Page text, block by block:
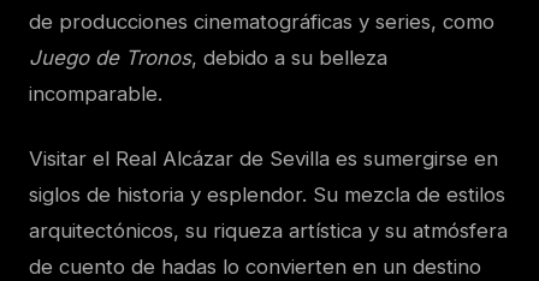
de producciones cinematográficas y series, como
Juego de Tronos, debido a su belleza
incomparable.
Visitar el Real Alcázar de Sevilla es sumergirse en
siglos de historia y esplendor. Su mezcla de estilos
arquitectónicos, su riqueza artística y su atmósfera
de cuento de hadas lo convierten en un destino